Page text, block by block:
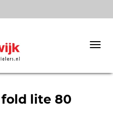
lite 80